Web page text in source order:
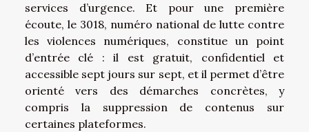
services d’urgence. Et pour une première
écoute, le 3018, numéro national de lutte contre
les violences numériques, constitue un point
d’entrée clé : il est gratuit, confidentiel et
accessible sept jours sur sept, et il permet d’être
orienté vers des démarches concrètes, y
compris la suppression de contenus sur
certaines plateformes.